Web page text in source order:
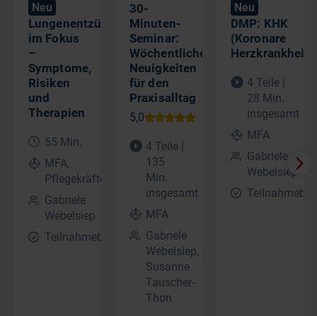
Neu
Lungenentzündung
im Fokus
–
Symptome,
Risiken
und
Therapien​
55 Min.
MFA,
Pflegekräfte
Gabriele
Webelsiep
Teilnahmebescheinigung
30-
Minuten-
Seminar:
Wöchentliche
Neuigkeiten
für den
Praxisalltag
4 Teile |
135
Min.
insgesamt
MFA
Gabriele
Webelsiep,
Susanne
Tauscher-
Thon
Neu
DMP: KHK
(Koronare
Herzkrankheit)
4 Teile |
28 Min.
insgesamt
MFA
Gabriele
Webelsiep